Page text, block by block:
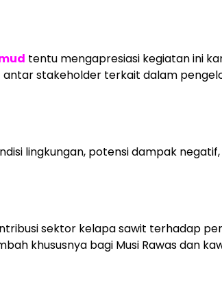
tentu mengapresiasi kegiatan ini
stakeholder terkait dalam
lingkungan, potensi dampak
sektor kelapa sawit terhadap
khususnya bagi Musi Rawas dan